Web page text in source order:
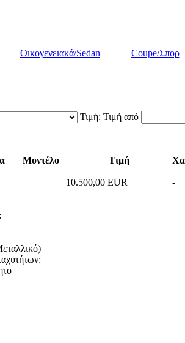
Οικογενειακά/Sedan Coupe/Σπορ
Τιμή: Τιμή από
Μοντέλο Τιμή
10.500,00 EUR
-